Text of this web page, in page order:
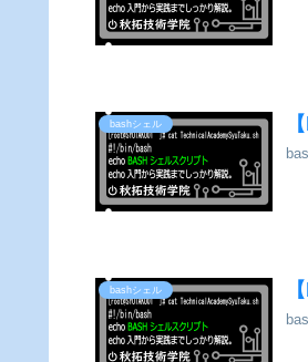
bashシェル
bashシェル